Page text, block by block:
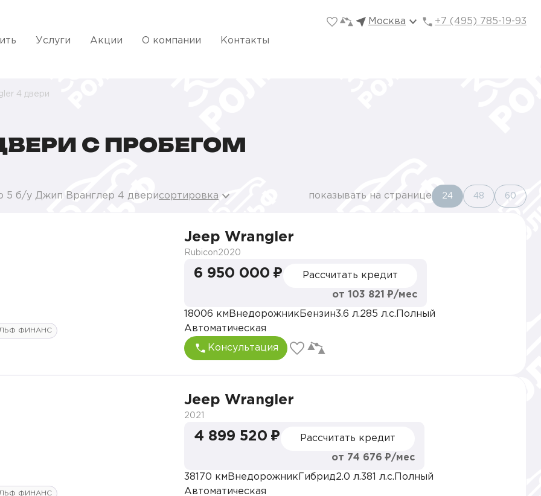
Москва +7 (495) 785-19-93
Услуги Акции О компании Контакты
4 двери
ДВЕРИ С ПРОБЕГОМ
5 б/у Джип Вранглер 4 дверисортировка показывать на странице 24 48 60
ФИНАНС
Jeep Wrangler
Rubicon2020
6 950 000 ₽ Рассчитать кредит
от 103 821 ₽/мес
18006 км Внедорожник Бензин3.6 л.285 л.с. Полный
Автоматическая
Консультация
ФИНАНС
Jeep Wrangler
2021
4 899 520 ₽ Рассчитать кредит
от 74 676 ₽/мес
38170 км Внедорожник Гибрид2.0 л.381 л.с. Полный
Автоматическая